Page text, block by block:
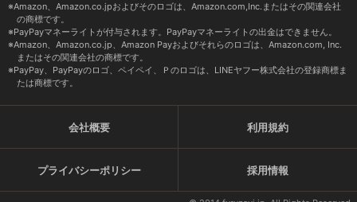
Amazon、Amazon.co.jpおよびそのロゴは、Amazon.com,Inc.またはその関連会社
の商標です。
PayPayマネーライトが付与されます。PayPayマネーライトの出金はできません。
Amazon、Amazon.co.jp、Amazon Payおよびそれらのロゴは、Amazon.com, Inc.
またはその関連会社の商標です。
PayPay、PayPayのロゴ、ペイペイ、Ｐのロゴは、LINEヤフー株式会社の登録商標ま
たは商標です。
会社概要 利用規約
プライバシーポリシー 採用情報